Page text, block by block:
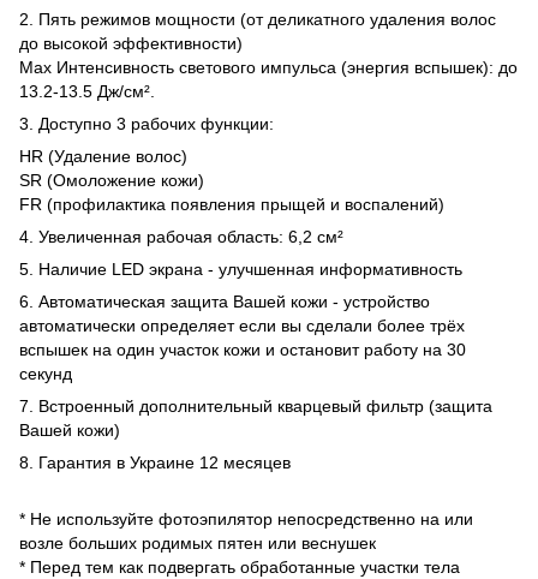
2. Пять режимов мощности (от деликатного удаления волос
до высокой эффективности)
Max Интенсивность светового импульса (энергия вспышек): до
13.2-13.5 Дж/см².
3. Доступно 3 рабочих функции:
HR (Удаление волос)
SR (Омоложение кожи)
FR (профилактика появления прыщей и воспалений)
4. Увеличенная рабочая область: 6,2 см²
5. Наличие LED экрана - улучшенная информативность
6. Автоматическая защита Вашей кожи - устройство
автоматически определяет если вы сделали более трёх
вспышек на один участок кожи и остановит работу на 30
секунд
7. Встроенный дополнительный кварцевый фильтр (защита
Вашей кожи)
8. Гарантия в Украине 12 месяцев
* Не используйте фотоэпилятор непосредственно на или
возле больших родимых пятен или веснушек
* Перед тем как подвергать обработанные участки тела